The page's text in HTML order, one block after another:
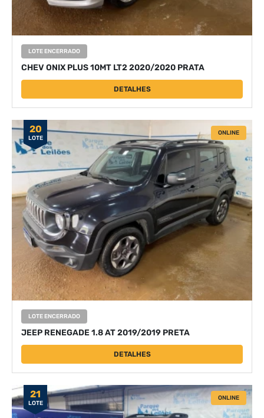
LOTE ENCERRADO
CHEV ONIX PLUS 10MT LT2 2020/2020 PRATA
DETALHES
20
LOTE
ONLINE
LOTE ENCERRADO
JEEP RENEGADE 1.8 AT 2019/2019 PRETA
DETALHES
21
LOTE
ONLINE